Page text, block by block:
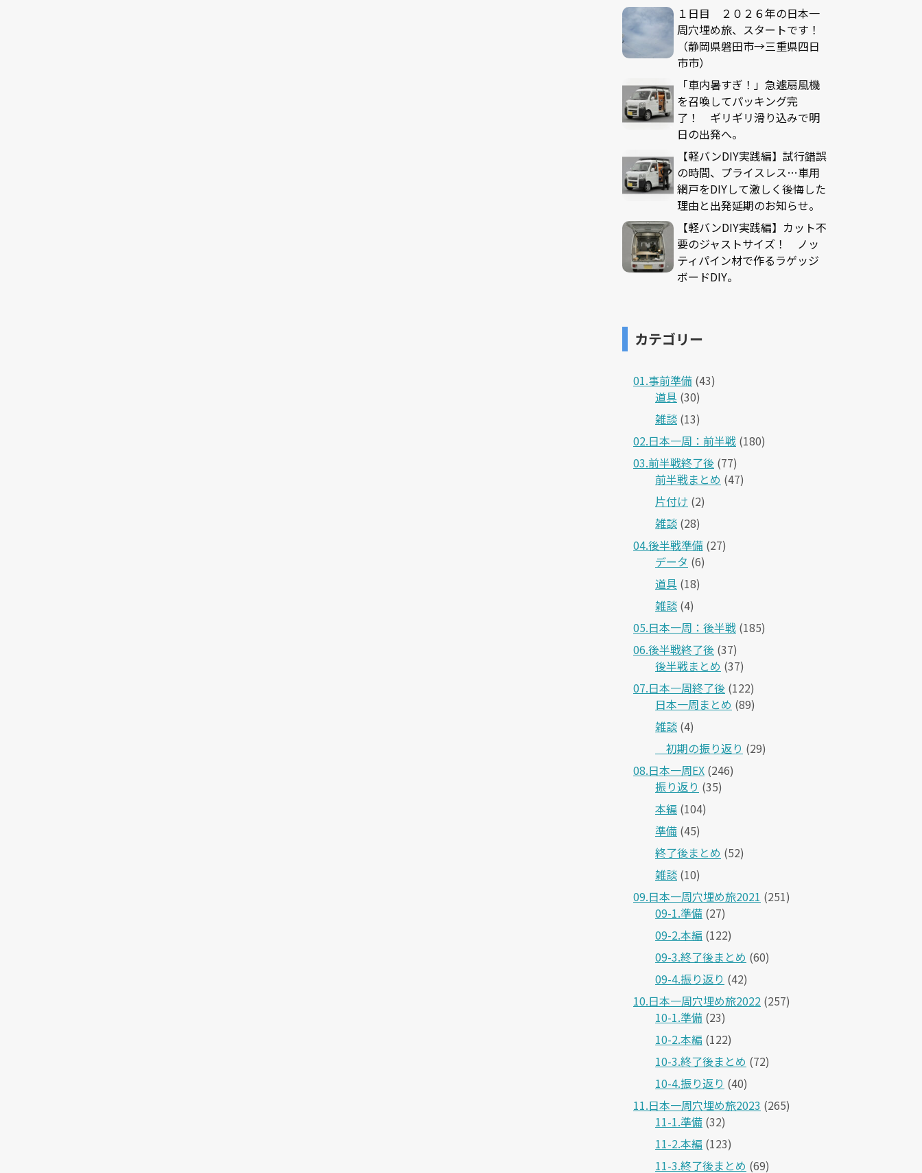
１日目 ２０２６年の日本一
周穴埋め旅、スタートです！
（静岡県磐田市→三重県四日
市市）
「車内暑すぎ！」急遽扇風機
を召喚してパッキング完
了！ ギリギリ滑り込みで明
日の出発へ。
【軽バンDIY実践編】試行錯誤
の時間、プライスレス…車用
網戸をDIYして激しく後悔した
理由と出発延期のお知らせ。
【軽バンDIY実践編】カット不
要のジャストサイズ！ ノッ
ティパイン材で作るラゲッジ
ボードDIY。
カテゴリー
01.事前準備 (43)
道具 (30)
雑談 (13)
02.日本一周：前半戦 (180)
03.前半戦終了後 (77)
前半戦まとめ (47)
片付け (2)
雑談 (28)
04.後半戦準備 (27)
データ (6)
道具 (18)
雑談 (4)
05.日本一周：後半戦 (185)
06.後半戦終了後 (37)
後半戦まとめ (37)
07.日本一周終了後 (122)
日本一周まとめ (89)
雑談 (4)
＿初期の振り返り (29)
08.日本一周EX (246)
振り返り (35)
本編 (104)
準備 (45)
終了後まとめ (52)
雑談 (10)
09.日本一周穴埋め旅2021 (251)
09-1.準備 (27)
09-2.本編 (122)
09-3.終了後まとめ (60)
09-4.振り返り (42)
10.日本一周穴埋め旅2022 (257)
10-1.準備 (23)
10-2.本編 (122)
10-3.終了後まとめ (72)
10-4.振り返り (40)
11.日本一周穴埋め旅2023 (265)
11-1.準備 (32)
11-2.本編 (123)
11-3.終了後まとめ (69)